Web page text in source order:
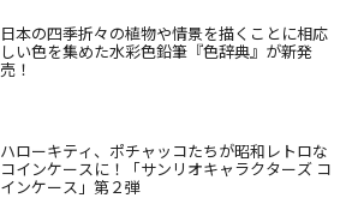
日本の四季折々の植物や情景を描くことに相応
しい色を集めた水彩色鉛筆『色辞典』が新発
売！
ハローキティ、ポチャッコたちが昭和レトロな
コインケースに！「サンリオキャラクターズ コ
インケース」第２弾